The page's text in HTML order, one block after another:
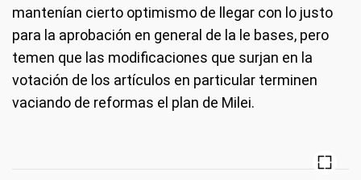
mantenían cierto optimismo de llegar con lo justo
para la aprobación en general de la le bases, pero
temen que las modificaciones que surjan en la
votación de los artículos en particular terminen
vaciando de reformas el plan de Milei.